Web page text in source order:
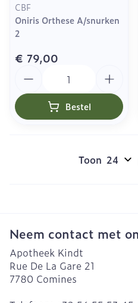
CBF
Oniris Orthese A/snurken
2
€ 79,00
Bestel
Toon
Neem contact met
Apotheek Kindt
Rue De La Gare 21
7780 Comines